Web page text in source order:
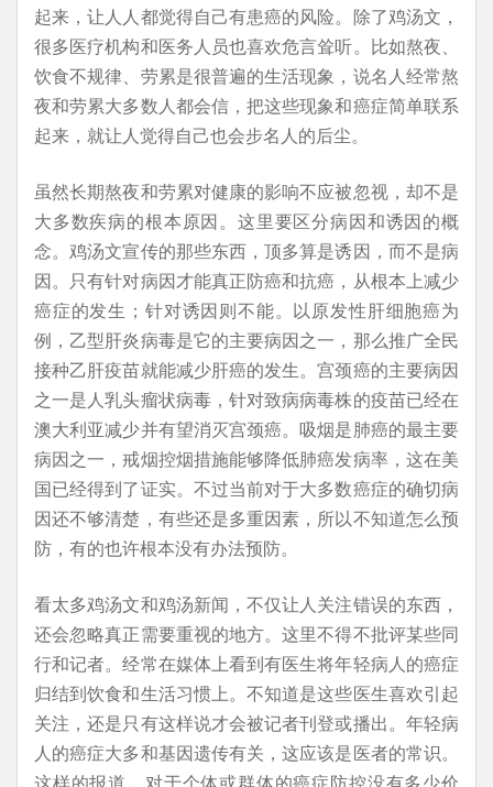
起来，让人人都觉得自己有患癌的风险。除了鸡汤文，
很多医疗机构和医务人员也喜欢危言耸听。比如熬夜、
饮食不规律、劳累是很普遍的生活现象，说名人经常熬
夜和劳累大多数人都会信，把这些现象和癌症简单联系
起来，就让人觉得自己也会步名人的后尘。
虽然长期熬夜和劳累对健康的影响不应被忽视，却不是
大多数疾病的根本原因。这里要区分病因和诱因的概
念。鸡汤文宣传的那些东西，顶多算是诱因，而不是病
因。只有针对病因才能真正防癌和抗癌，从根本上减少
癌症的发生；针对诱因则不能。以原发性肝细胞癌为
例，乙型肝炎病毒是它的主要病因之一，那么推广全民
接种乙肝疫苗就能减少肝癌的发生。宫颈癌的主要病因
之一是人乳头瘤状病毒，针对致病病毒株的疫苗已经在
澳大利亚减少并有望消灭宫颈癌。吸烟是肺癌的最主要
病因之一，戒烟控烟措施能够降低肺癌发病率，这在美
国已经得到了证实。不过当前对于大多数癌症的确切病
因还不够清楚，有些还是多重因素，所以不知道怎么预
防，有的也许根本没有办法预防。
看太多鸡汤文和鸡汤新闻，不仅让人关注错误的东西，
还会忽略真正需要重视的地方。这里不得不批评某些同
行和记者。经常在媒体上看到有医生将年轻病人的癌症
归结到饮食和生活习惯上。不知道是这些医生喜欢引起
关注，还是只有这样说才会被记者刊登或播出。年轻病
人的癌症大多和基因遗传有关，这应该是医者的常识。